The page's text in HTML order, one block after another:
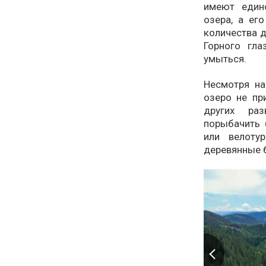
имеют
озера, а
количества
Горного
умыться.
Несмотря
озеро не
других
порыбачить
или
деревянные